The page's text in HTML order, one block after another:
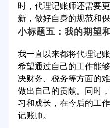
时，代理记账师还需要
新，做好自身的规范和保
小标题五：我的期望
我一直以来都将代理记
希望通过自己的工作能
决财务、税务等方面的
做出自己的贡献。同时
习和成长，在今后的工
记账师。